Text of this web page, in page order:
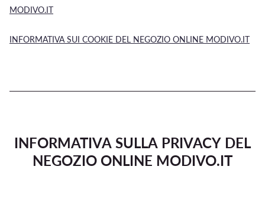
MODIVO.IT
INFORMATIVA SUI COOKIE DEL NEGOZIO ONLINE MODIVO.IT
INFORMATIVA SULLA PRIVACY DEL
NEGOZIO ONLINE MODIVO.IT